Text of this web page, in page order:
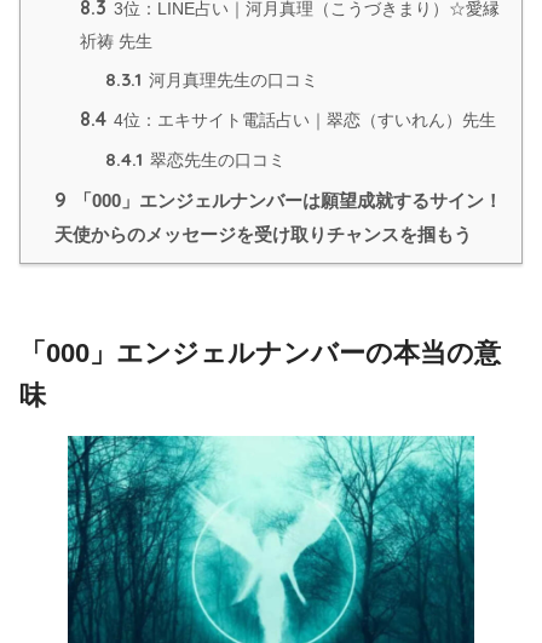
8.3 3位：LINE占い｜河月真理（こうづきまり）☆愛縁
祈祷 先生
8.3.1 河月真理先生の口コミ
8.4 4位：エキサイト電話占い｜翠恋（すいれん）先生
8.4.1 翠恋先生の口コミ
9
「000」エンジェルナンバーは願望成就するサイン！
天使からのメッセージを受け取りチャンスを掴もう
「000」エンジェルナンバーの本当の意
味